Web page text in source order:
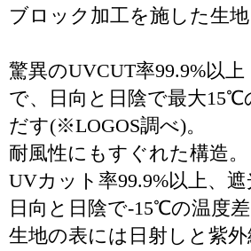
ブロック加工を施した生地
驚異のUVCUT率99.9%以上
で、日向と日陰で最大15℃
だす(※LOGOS調べ)。
耐風性にもすぐれた構造。
UVカット率99.9%以上、
日向と日陰で-15℃の温度
生地の表には日射しと紫